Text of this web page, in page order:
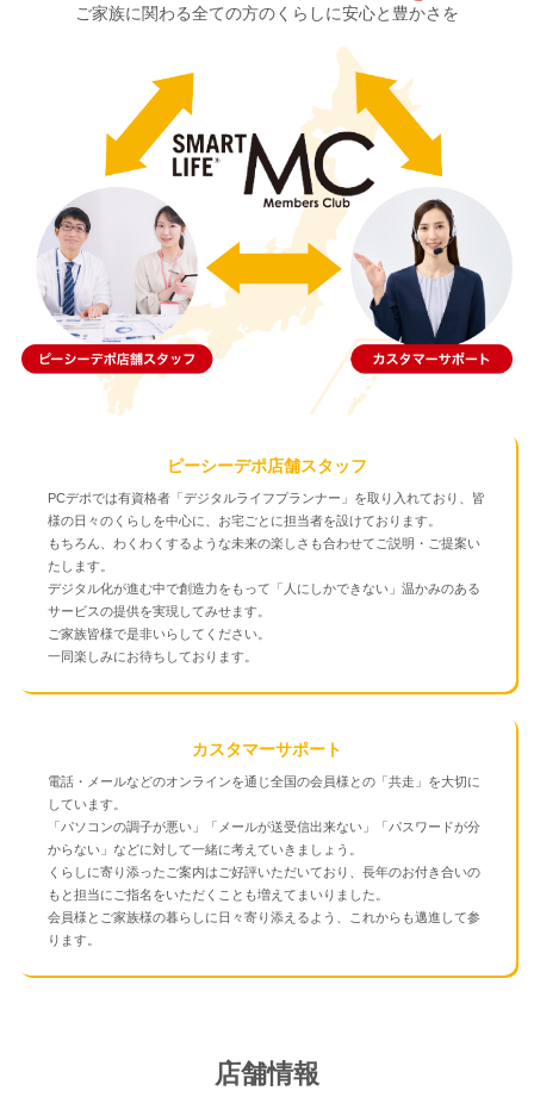
ご家族に関わる全ての方のくらしに安心と豊かさを
ピーシーデポ店舗スタッフ
PCデポでは有資格者「デジタルライフプランナー」を取り入れており、皆
様の日々のくらしを中心に、お宅ごとに担当者を設けております。
もちろん、わくわくするような未来の楽しさも合わせてご説明・ご提案い
たします。
デジタル化が進む中で創造力をもって「人にしかできない」温かみのある
サービスの提供を実現してみせます。
ご家族皆様で是非いらしてください。
一同楽しみにお待ちしております。
カスタマーサポート
電話・メールなどのオンラインを通じ全国の会員様との「共走」を大切に
しています。
「パソコンの調子が悪い」「メールが送受信出来ない」「パスワードが分
からない」などに対して一緒に考えていきましょう。
くらしに寄り添ったご案内はご好評いただいており、長年のお付き合いの
もと担当にご指名をいただくことも増えてまいりました。
会員様とご家族様の暮らしに日々寄り添えるよう、これからも邁進して参
ります。
店舗情報